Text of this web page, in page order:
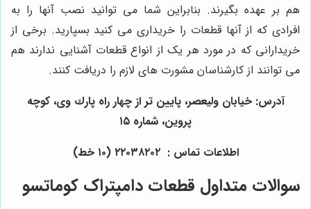
هم بر عهده بگیرند. بنابراین شما می توانید نصب آنها را به
افرادی که از آنها قطعات را خریداری می کنید بسپارید. برخی از
خریدارانی که در مورد هر یک از انواع قطعات آشنایی ندارند هم
می توانند از کارشناسان مشورت های لازم را دریافت کنند.
آدرس: خيابان وليعصر، پايين تر از چهار راه پارك وى، كوچه
پروين، شماره ١٥
اطلاعات تماس : ٢٢٠٣٨٢٠٢ (١٠ خط)
سوالات متداول قطعات دامپتراک کوماتسو